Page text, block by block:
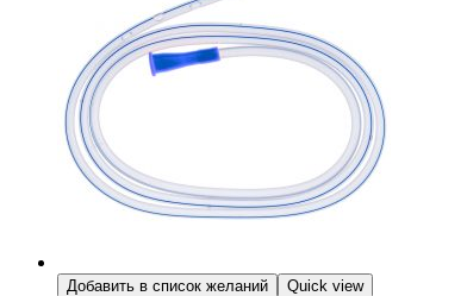
Добавить в список желаний Quick view